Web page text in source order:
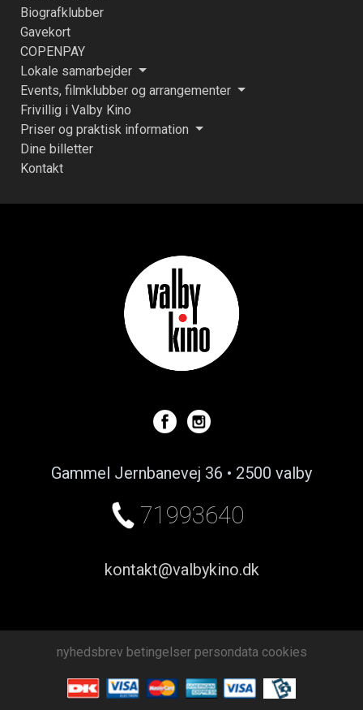
Biografklubber
Gavekort
COPENPAY
Lokale samarbejder
Events, filmklubber og arrangementer
Frivillig i Valby Kino
Priser og praktisk information
Dine billetter
Kontakt
Gammel Jernbanevej 36 • 2500 valby
71993640
kontakt@valbykino.dk
nyhedsbrev betingelser persondata cookies